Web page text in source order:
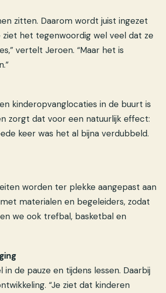
zitten. Daarom wordt juist ingezet
het tegenwoordig wel veel dat ze
vertelt Jeroen. “Maar het is
kinderopvanglocaties in de buurt is
zorgt dat voor een natuurlijk effect:
keer was het al bijna verdubbeld.
worden ter plekke aangepast aan
materialen en begeleiders, zodat
we ook trefbal, basketbal en
de pauze en tijdens lessen. Daarbij
“Je ziet dat kinderen